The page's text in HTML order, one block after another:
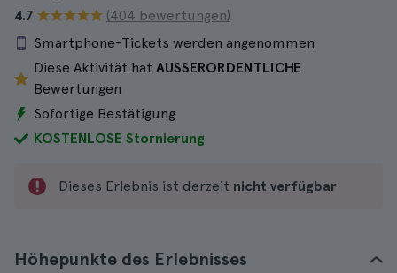
4.7
(404 bewertungen)
Smartphone-Tickets werden angenommen
Diese Aktivität hat AUSSERORDENTLICHE
Bewertungen
Sofortige Bestätigung
KOSTENLOSE Stornierung
Dieses Erlebnis ist derzeit nicht verfügbar
Höhepunkte des Erlebnisses